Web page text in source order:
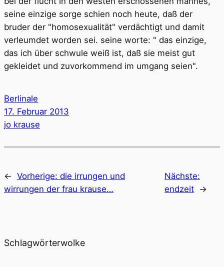
seine einzige sorge schien noch heute, daß der
bruder der "homosexualität" verdächtigt und damit
verleumdet worden sei. seine worte: " das einzige,
das ich über schwule weiß ist, daß sie meist gut
gekleidet und zuvorkommend im umgang seien".
Berlinale
17. Februar 2013
jo krause
← Vorherige: die irrungen und
wirrungen der frau krause…
Nächste:
endzeit →
Schlagwörterwolke